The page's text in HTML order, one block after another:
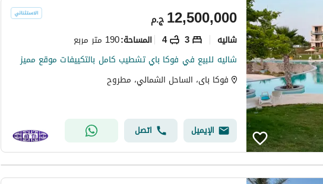
ج.م12,500,000
شاليه 3
4 المساحة:190 متر مربع
شاليه للبيع في فوكا باي تشطيب كامل بالتكييفات موقع مميز
فوكا باى، الساحل الشمالي، مطروح
الإيميل اتصل